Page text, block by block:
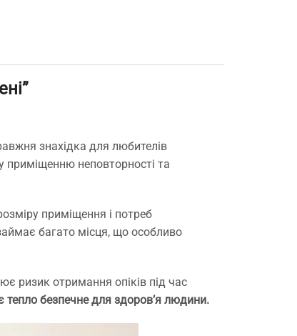
знахідка для любителів
приміщенню неповторності та
приміщення і потреб
багато місця, що особливо
ризик отримання опіків під час
тепло безпечне для здоров’я людини.